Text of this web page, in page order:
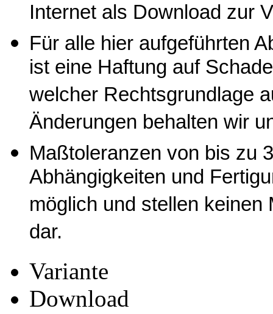
Internet als Download zur
Für alle hier aufgeführten
ist eine Haftung auf
welcher Rechtsgrundlage
Änderungen behalten wir
Maßtoleranzen von bis zu
Abhängigkeiten und
möglich und stellen
dar.
Variante
Download